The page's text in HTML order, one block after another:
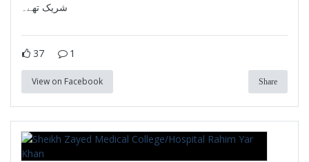
شریک تھے۔
37 1
View on Facebook Share